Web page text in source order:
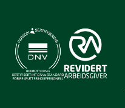
content